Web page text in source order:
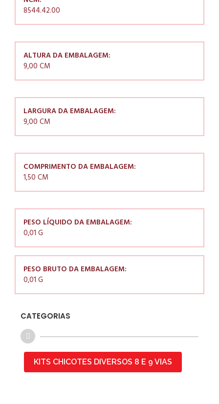
8544.42.00
ALTURA DA EMBALAGEM:
9,00 CM
LARGURA DA EMBALAGEM:
9,00 CM
COMPRIMENTO DA EMBALAGEM:
1,50 CM
PESO LÍQUIDO DA EMBALAGEM:
0,01 G
PESO BRUTO DA EMBALAGEM:
0,01 G
CATEGORIAS
KITS CHICOTES DIVERSOS 8 E 9 VIAS